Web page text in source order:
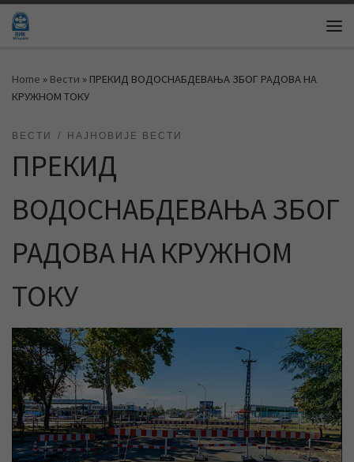
Skip to content
Home » Вести » ПРЕКИД ВОДОСНАБДЕВАЊА ЗБОГ РАДОВА НА
КРУЖНОМ ТОКУ
ВЕСТИ НАЈНОВИЈЕ ВЕСТИ
ПРЕКИД
ВОДОСНАБДЕВАЊА ЗБОГ
РАДОВА НА КРУЖНОМ
ТОКУ